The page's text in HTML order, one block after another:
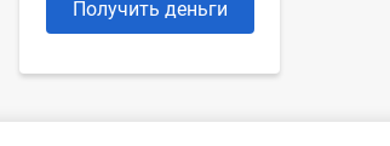
Получить деньги